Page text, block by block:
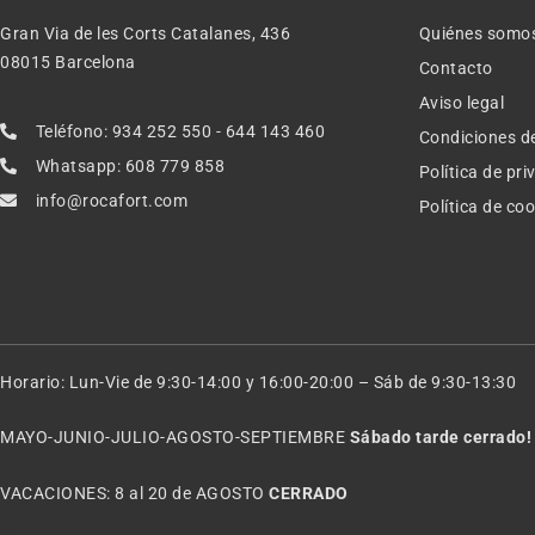
Gran Via de les Corts Catalanes, 436
08015 Barcelona
Teléfono: 934 252 550 - 644 143 460
Whatsapp: 608 779 858
info@rocafort.com
Quiénes
Contacto
Aviso legal
Condiciones
Política de
Política de
Horario: Lun-Vie de 9:30-14:00 y 16:00-20:00 – Sáb de 9:30-13:30
MAYO-JUNIO-JULIO-AGOSTO-SEPTIEMBRE Sábado tarde cerrado!
VACACIONES: 8 al 20 de AGOSTO CERRADO